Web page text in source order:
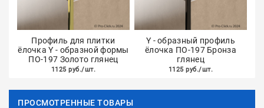
Профиль для плитки
ёлочка Y - образной формы
ПО-197 Золото глянец
1125 руб./шт.
Y - образный профиль
ёлочка ПО-197 Бронза
глянец
1125 руб./шт.
ПРОСМОТРЕННЫЕ ТОВАРЫ